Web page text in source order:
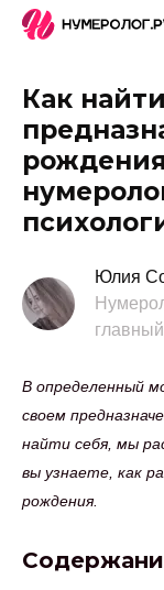
Как
Юлия
В определенный
своем
найти себя, мы
вы узнаете, как
рождения.